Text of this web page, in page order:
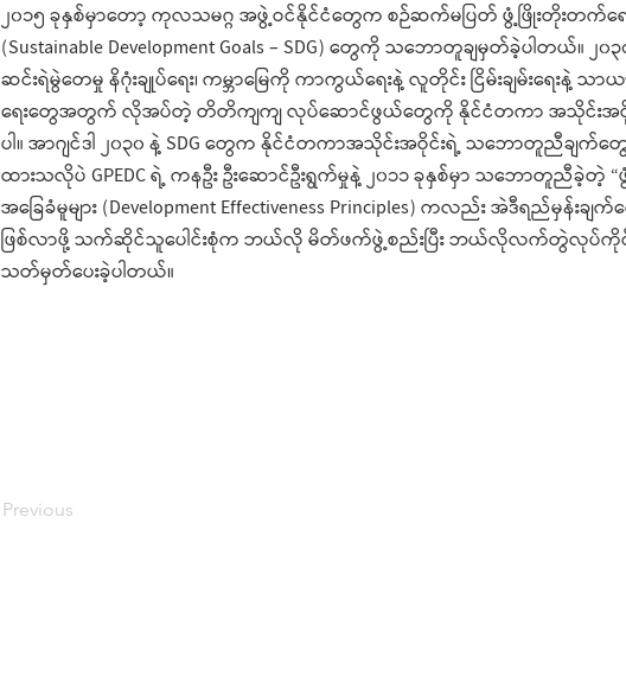
၂၀၁၅ ခုနှစ်မှာတော့ ကုလသမဂ္ဂ အဖွဲ့ဝင်နိုင်ငံတွေက စဉ်ဆက်မပြတ် ဖွံ့ဖြိုးတိုးတက်ရေ
(Sustainable Development Goals – SDG) တွေကို သဘောတူချမှတ်ခဲ့ပါတယ်။ ၂
ဆင်းရဲမွဲတေမှု နိဂုံးချုပ်ရေး၊ ကမ္ဘာမြေကို ကာကွယ်ရေးနဲ့ လူတိုင်း ငြိမ်းချမ်းရေးနဲ့ သာ
ရေးတွေအတွက် လိုအပ်တဲ့ တိတိကျကျ လုပ်ဆောင်ဖွယ်တွေကို နိုင်ငံတကာ အသိုင်းအ
ပါ။ အာဂျင်ဒါ ၂၀၃၀ နဲ့ SDG တွေက နိုင်ငံတကာအသိုင်းအဝိုင်းရဲ့ သဘောတူညီချက်
ထားသလိုပဲ GPEDC ရဲ့ ကနဦး ဦးဆောင်ဦးရွက်မှုနဲ့ ၂၀၁၁ ခုနှစ်မှာ သဘောတူညီခဲ့တဲ့ “
အခြေခံမူများ (Development Effectiveness Principles) ကလည်း အဲဒီရည်မှန်
ဖြစ်လာဖို့ သက်ဆိုင်သူပေါင်းစုံက ဘယ်လို မိတ်ဖက်ဖွဲ့စည်းပြီး ဘယ်လိုလက်တွဲလုပ်
သတ်မှတ်ပေးခဲ့ပါတယ်။
Previous